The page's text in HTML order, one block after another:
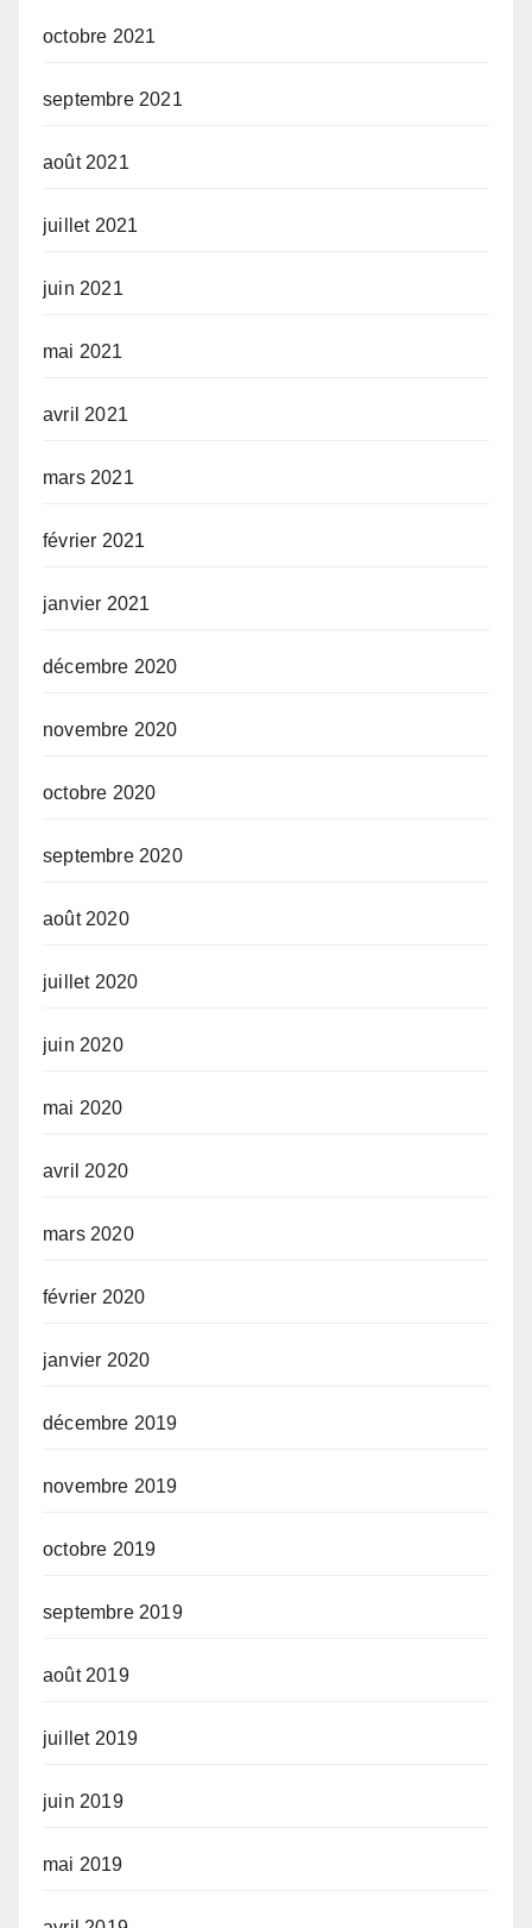
octobre 2021
septembre 2021
août 2021
juillet 2021
juin 2021
mai 2021
avril 2021
mars 2021
février 2021
janvier 2021
décembre 2020
novembre 2020
octobre 2020
septembre 2020
août 2020
juillet 2020
juin 2020
mai 2020
avril 2020
mars 2020
février 2020
janvier 2020
décembre 2019
novembre 2019
octobre 2019
septembre 2019
août 2019
juillet 2019
juin 2019
mai 2019